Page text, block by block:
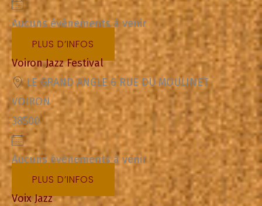
Aucuns évènements à venir
PLUS D’INFOS
Voiron Jazz Festival
LE GRAND ANGLE 6 RUE DU MOULINET
VOIRON
38500
Aucuns évènements à venir
PLUS D’INFOS
Voix Jazz